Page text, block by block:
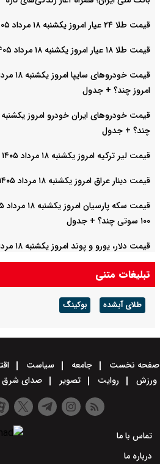
قیمت طلا ۲۴ عیار امروز یکشنبه ۱۸ مرداد ۱۴۰۵ اعلام شد/ ریزش قیمت طلا
قیمت طلا ۱۸ عیار امروز یکشنبه ۱۸ مرداد ۱۴۰۵ اعلام شد/ طلا پایین آمد
امروز چند؟ + جدول
چند؟ + جدول
قیمت لیر ترکیه امروز یکشنبه ۱۸ مرداد ۱۴۰۵ اعلام شد + جدول
قیمت دینار عراق امروز یکشنبه ۱۸ مرداد ۱۴۰۵ اعلام شد + جدول
۱۰۰ سوتی چند؟ + جدول
قیمت خورد؟ + جدول
تبلیغات متنی
طلای آبشده بوکینگ
صفحه نخست جامعه سیاست
ورزش
روایت تصویر صدای شرق
تماس با ما
درباره ما